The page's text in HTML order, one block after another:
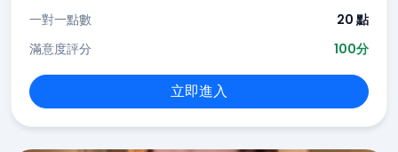
一對一點數
20 點
滿意度評分
100分
立即進入